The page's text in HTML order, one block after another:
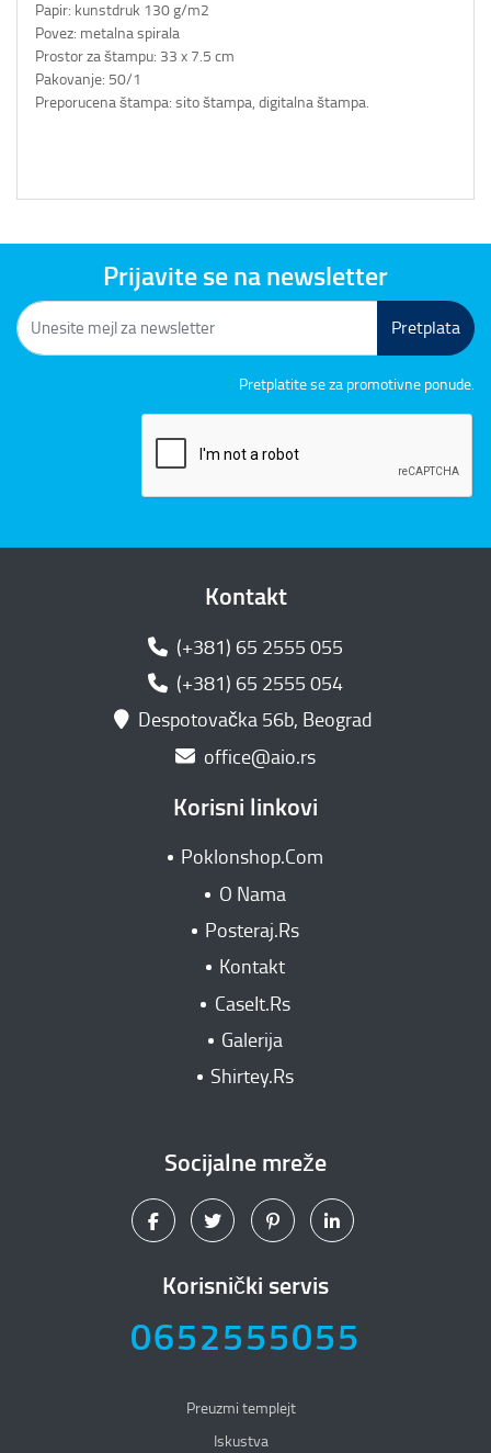
Papir: kunstdruk 130 g/m2
Povez: metalna spirala
Prostor za štampu: 33 x 7.5 cm
Pakovanje: 50/1
Preporucena štampa: sito štampa, digitalna štampa.
Prijavite se na newsletter
Pretplata
Pretplatite se za promotivne ponude.
Kontakt
(+381) 65 2555 055
(+381) 65 2555 054
Despotovačka 56b, Beograd
office@aio.rs
Korisni linkovi
Poklonshop.Com
O Nama
Posteraj.Rs
Kontakt
CaseIt.Rs
Galerija
Shirtey.Rs
Socijalne mreže
Korisnički servis
0652555055
Preuzmi templejt
Iskustva